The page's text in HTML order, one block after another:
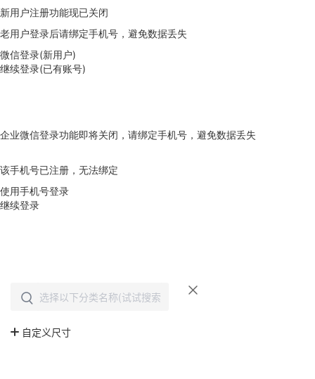
新用户注册功能现已关闭
老用户登录后请绑定手机号，避免数据丢失
微信登录(新用户)
继续登录(已有账号)
企业微信登录功能即将关闭，请绑定手机号，避免数据丢失
该手机号已注册，无法绑定
使用手机号登录
继续登录